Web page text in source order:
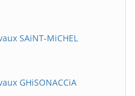
SAiNT-MiCHEL
GHiSONACCiA